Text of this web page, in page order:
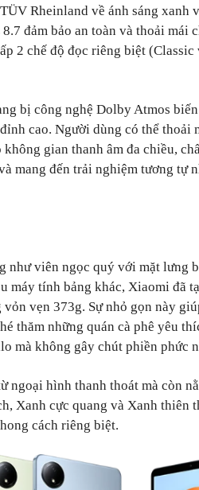
Rheinland về ánh sáng xanh
8.7 đảm bảo an toàn và thoải mái
2 chế độ đọc riêng biệt (Classic
bị công nghệ Dolby Atmos
cao. Người dùng có thể thoải
gian thanh âm đa chiều,
mang đến trải nghiệm tương tự
như viên ngọc quý với mặt lưng
máy tính bảng khác, Xiaomi đã
vẹn 373g. Sự nhỏ gọn này
thăm những quán cà phê yêu
mà không gây chút phiền phức
ngoại hình thanh thoát mà còn
Xanh cực quang và Xanh thiên
cách riêng biệt.